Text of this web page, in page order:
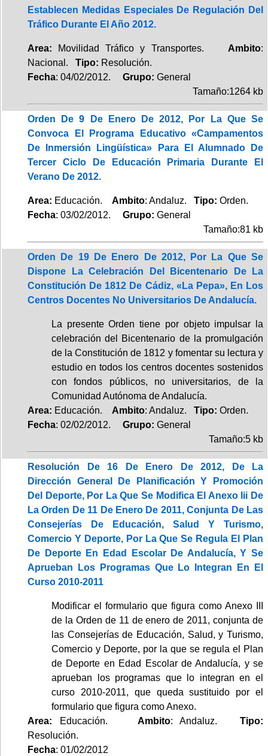
Establecen Medidas Especiales De Regulación Del
Tráfico Durante El Año 2012.
Area: Movilidad Tráfico y Transportes. Ambito:
Nacional. Tipo: Resolución.
Fecha: 04/02/2012. Grupo: General
Tamaño:1264 kb
Orden De 9 De Enero De 2012, Por La Que Se
Convoca El Programa Educativo «Campamentos
De Inmersión Lingüística» Para El Alumnado De
Tercer Ciclo De Educación Primaria Durante El
Verano De 2012.
Area: Educación. Ambito: Andaluz. Tipo: Orden.
Fecha: 03/02/2012. Grupo: General
Tamaño:81 kb
Orden De 19 De Enero De 2012, Por La Que Se
Dispone La Celebración Del Bicentenario De La
Constitución De 1812 De Cádiz, «La Pepa», En Los
Centros Docentes No Universitarios De Andalucía.
La presente Orden tiene por objeto impulsar la
celebración del Bicentenario de la promulgación
de la Constitución de 1812 y fomentar su lectura y
estudio en todos los centros docentes sostenidos
con fondos públicos, no universitarios, de la
Comunidad Autónoma de Andalucía.
Area: Educación. Ambito: Andaluz. Tipo: Orden.
Fecha: 02/02/2012. Grupo: General
Tamaño:5 kb
Resolución De 16 De Enero De 2012, De La
Dirección General De Planificación Y Promoción
Del Deporte, Por La Que Se Modifica El Anexo Iii De
La Orden De 11 De Enero De 2011, Conjunta De Las
Consejerías De Educación, Salud Y Turismo,
Comercio Y Deporte, Por La Que Se Regula El Plan
De Deporte En Edad Escolar De Andalucía, Y Se
Aprueban Los Programas Que Lo Integran En El
Curso 2010-2011
Modificar el formulario que figura como Anexo III
de la Orden de 11 de enero de 2011, conjunta de
las Consejerías de Educación, Salud, y Turismo,
Comercio y Deporte, por la que se regula el Plan
de Deporte en Edad Escolar de Andalucía, y se
aprueban los programas que lo integran en el
curso 2010-2011, que queda sustituido por el
formulario que figura como Anexo.
Area: Educación. Ambito: Andaluz.Tipo:
Resolución.
Fecha: 01/02/2012